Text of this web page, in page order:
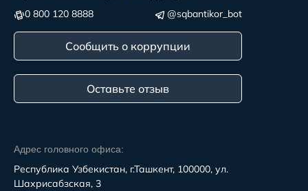
Адрес головного офиса:
Республика Узбекистан, г.Ташкент, 100000, ул.
Шахрисабзская, 3
0 800 120 8888 @sqbantikor_bot
Сообщить о коррупции
Оставьте отзыв